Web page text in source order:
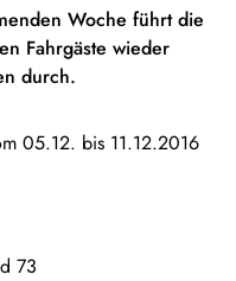
Woche führt die
Fahrgäste wieder
durch.
05.12. bis 11.12.2016
73